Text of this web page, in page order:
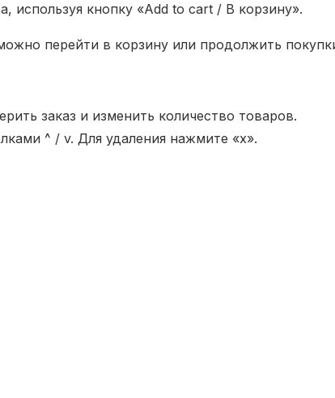
используя кнопку «Add to cart / В корзину».
перейти в корзину или продолжить
заказ и изменить количество товаров.
^ / v. Для удаления нажмите «x».